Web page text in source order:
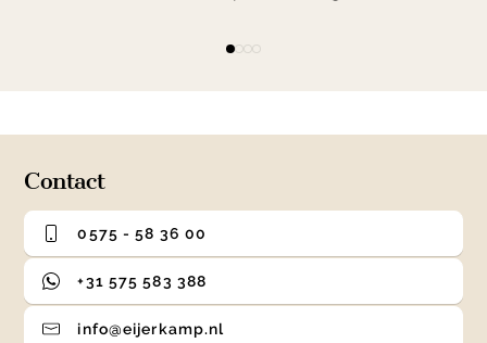
Contact
0575 - 58 36 00
+31 575 583 388
info@eijerkamp.nl